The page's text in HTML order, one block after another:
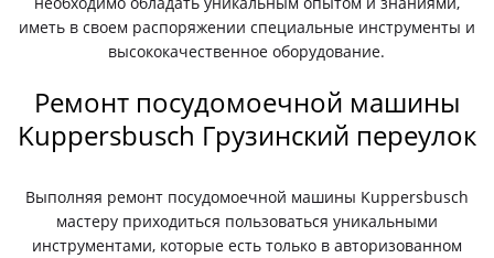
иметь в своем распоряжении специальные инструменты и
высококачественное оборудование.
Ремонт посудомоечной машины
Kuppersbusch Грузинский переулок
Выполняя ремонт посудомоечной машины Kuppersbusch
мастеру приходиться пользоваться уникальными
инструментами, которые есть только в авторизованном